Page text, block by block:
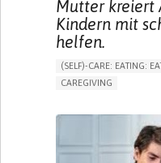
Mutter kreiert
Kindern mit
helfen.
(SELF)-CARE: EATING:
CAREGIVING
BODY-WORN
SHOES, SENSORS...)
ALLEVIATING ALLERGIES